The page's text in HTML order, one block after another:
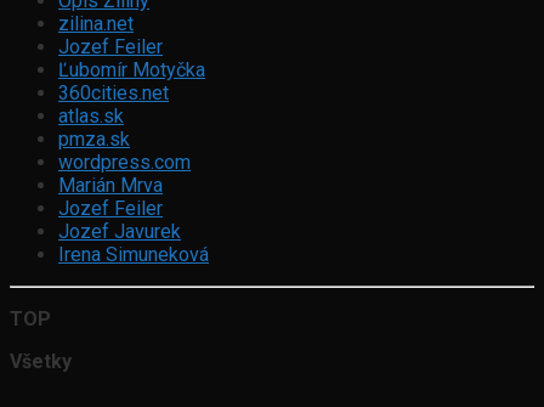
zilina.net
Jozef Feiler
Ľubomír Motyčka
360cities.net
atlas.sk
pmza.sk
wordpress.com
Marián Mrva
Jozef Feiler
Jozef Javurek
Irena Simuneková
TOP
Všetky